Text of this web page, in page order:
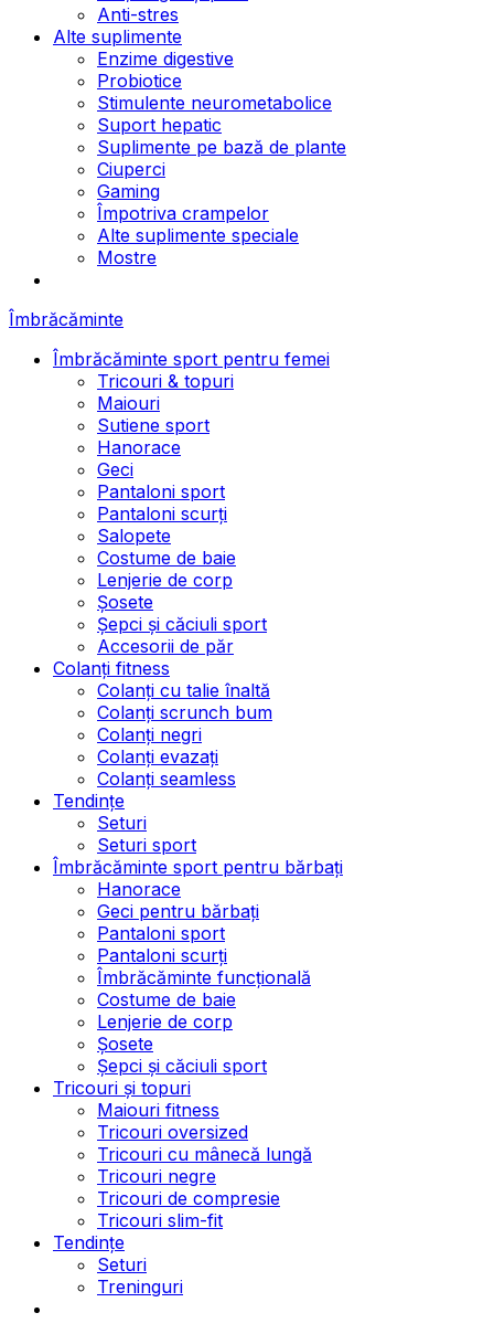
Anti-stres
Alte suplimente
Enzime digestive
Probiotice
Stimulente neurometabolice
Suport hepatic
Suplimente pe bază de plante
Ciuperci
Gaming
Împotriva crampelor
Alte suplimente speciale
Mostre
Îmbrăcăminte
Îmbrăcăminte sport pentru femei
Tricouri & topuri
Maiouri
Sutiene sport
Hanorace
Geci
Pantaloni sport
Pantaloni scurți
Salopete
Costume de baie
Lenjerie de corp
Șosete
Șepci și căciuli sport
Accesorii de păr
Colanți fitness
Colanți cu talie înaltă
Colanți scrunch bum
Colanți negri
Colanți evazați
Colanți seamless
Tendințe
Seturi
Seturi sport
Îmbrăcăminte sport pentru bărbați
Hanorace
Geci pentru bărbați
Pantaloni sport
Pantaloni scurți
Îmbrăcăminte funcțională
Costume de baie
Lenjerie de corp
Șosete
Șepci și căciuli sport
Tricouri și topuri
Maiouri fitness
Tricouri oversized
Tricouri cu mânecă lungă
Tricouri negre
Tricouri de compresie
Tricouri slim-fit
Tendințe
Seturi
Treninguri